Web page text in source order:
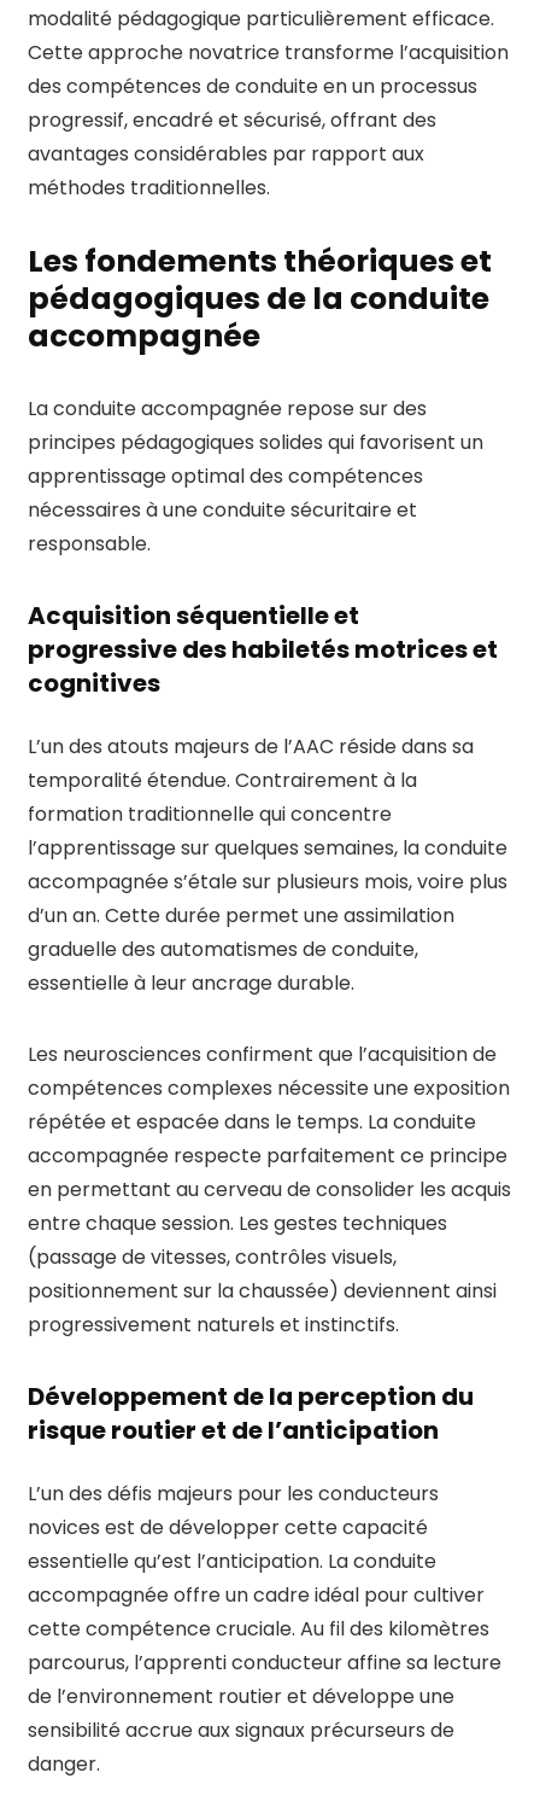
modalité pédagogique particulièrement efficace.
Cette approche novatrice transforme l’acquisition
des compétences de conduite en un processus
progressif, encadré et sécurisé, offrant des
avantages considérables par rapport aux
méthodes traditionnelles.
Les fondements théoriques et
pédagogiques de la conduite
accompagnée
La conduite accompagnée repose sur des
principes pédagogiques solides qui favorisent un
apprentissage optimal des compétences
nécessaires à une conduite sécuritaire et
responsable.
Acquisition séquentielle et
progressive des habiletés motrices et
cognitives
L’un des atouts majeurs de l’AAC réside dans sa
temporalité étendue. Contrairement à la
formation traditionnelle qui concentre
l’apprentissage sur quelques semaines, la conduite
accompagnée s’étale sur plusieurs mois, voire plus
d’un an. Cette durée permet une assimilation
graduelle des automatismes de conduite,
essentielle à leur ancrage durable.
Les neurosciences confirment que l’acquisition de
compétences complexes nécessite une exposition
répétée et espacée dans le temps. La conduite
accompagnée respecte parfaitement ce principe
en permettant au cerveau de consolider les acquis
entre chaque session. Les gestes techniques
(passage de vitesses, contrôles visuels,
positionnement sur la chaussée) deviennent ainsi
progressivement naturels et instinctifs.
Développement de la perception du
risque routier et de l’anticipation
L’un des défis majeurs pour les conducteurs
novices est de développer cette capacité
essentielle qu’est l’anticipation. La conduite
accompagnée offre un cadre idéal pour cultiver
cette compétence cruciale. Au fil des kilomètres
parcourus, l’apprenti conducteur affine sa lecture
de l’environnement routier et développe une
sensibilité accrue aux signaux précurseurs de
danger.